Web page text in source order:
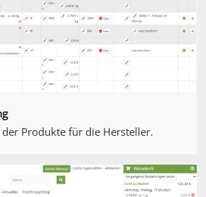
der Produkte für die Hersteller.